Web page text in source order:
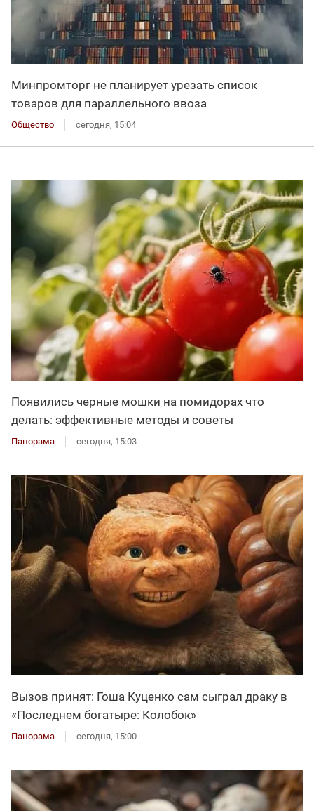
Минпромторг не планирует урезать список
товаров для параллельного ввоза
Общество сегодня, 15:04
Появились черные мошки на помидорах что
делать: эффективные методы и советы
Панорама сегодня, 15:03
Вызов принят: Гоша Куценко сам сыграл драку в
«Последнем богатыре: Колобок»
Панорама сегодня, 15:00